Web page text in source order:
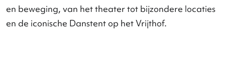
gestart. Publiek, choreografen,
en nieuw talent komen samen voor een week vol